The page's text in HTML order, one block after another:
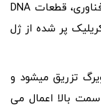
مویرگی، توالی یابی سنگر انجام دادند. در این فناوری، قطعات DNA
پر شده از ژل
تزریق میشود و
بالا اعمال می